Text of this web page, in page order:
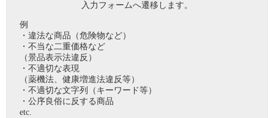
入力フォームへ遷移します。
例
・違法な商品（危険物など）
・不当な二重価格など
（景品表示法違反）
・不適切な表現
（薬機法、健康増進法違反等）
・不適切な文字列（キーワード等）
・公序良俗に反する商品
etc.